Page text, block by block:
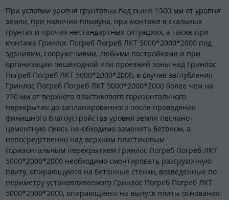
При условии уровня грунтовых вод выше 1500 мм от уровня
земли, при наличии плывуна, при монтаже в скальных
грунтах и прочих нестандартных ситуациях, а также при
монтаже Гринлос Погреб Погреб ЛКТ 5000*2000*2000 под
зданиями, сооружениями, любыми постройками и при
организации пешеходной или проезжей зоны над Гринлос
Погреб Погреб ЛКТ 5000*2000*2000, в случае заглубления
Гринлос Погреб Погреб ЛКТ 5000*2000*2000 более чем на
250 мм от верхнего пластикового горизонтального
перекрытия до запланированного после проведения
финишного благоустройства уровня земли песчано-
цементную смесь не-обходимо заменить бетоном, а
непосредственно над верхним пластиковым
горизонтальным перекрытием Гринлос Погреб Погреб ЛКТ
5000*2000*2000 необходимо смонтировать разгрузочную
плиту, опирающуюся на бетонные стенки, возведенные по
периметру устанавливаемого Гринлос Погреб Погреб ЛКТ
5000*2000*2000, опирающиеся на выпуск плиты основания.